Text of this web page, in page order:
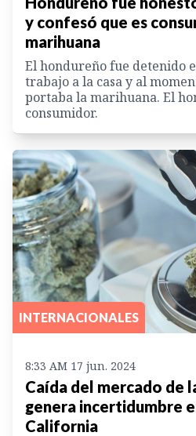
y confesó que es
marihuana
El hondureño fue detenido
trabajo a la casa y al
portaba la marihuana. El
consumidor.
INTERNACIONALES
8:33 AM 17 jun. 2024
Caída del mercado de
genera incertidumbre
California